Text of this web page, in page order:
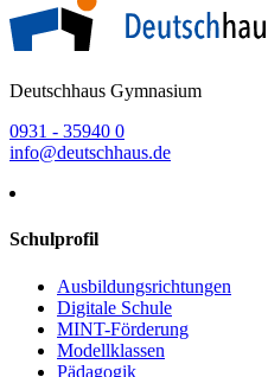
Deutschhaus Gymnasium
0931 - 35940 0
info@deutschhaus.de
Schulprofil
Ausbildungsrichtungen
Digitale Schule
MINT-Förderung
Modellklassen
Pädagogik